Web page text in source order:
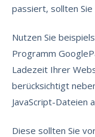
passiert, sollten
Nutzen Sie
Programm
Ladezeit Ihrer
berücksichtigt
JavaScript-Dateien
Diese sollten Sie